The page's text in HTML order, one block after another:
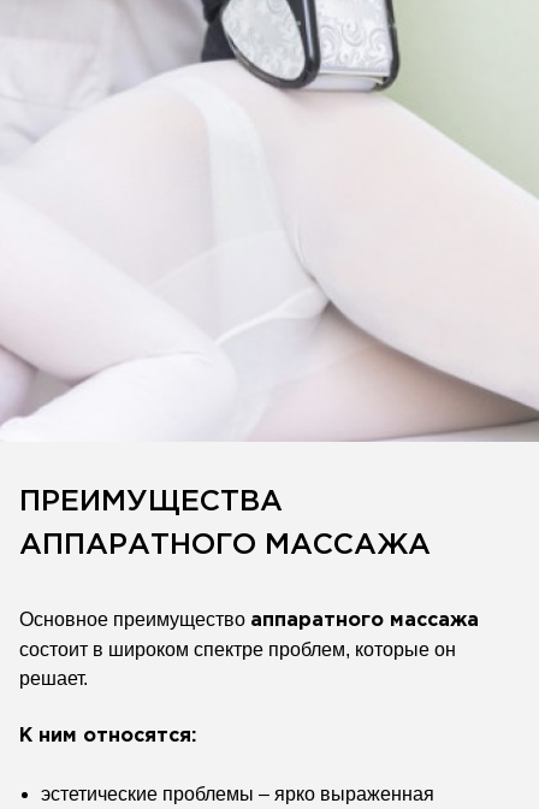
ПРЕИМУЩЕСТВА
АППАРАТНОГО МАССАЖА
Основное преимущество аппаратного массажа
состоит в широком спектре проблем, которые он
решает.
К ним относятся:
эстетические проблемы – ярко выраженная